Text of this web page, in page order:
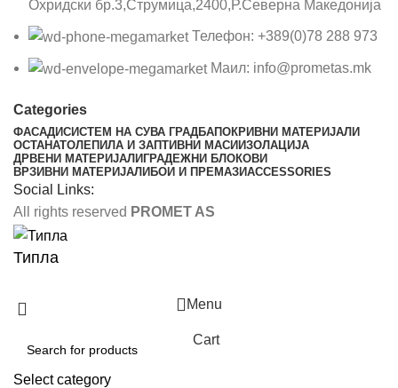
Охридски бр.3,Струмица,2400,Р.Северна Македонија
Телефон: +389(0)78 288 973
Маил: info@prometas.mk
Categories
ФАСАДИСИСТЕМ НА СУВА ГРАДБАПОКРИВНИ МАТЕРИЈАЛИ
ОСТАНАТОЛЕПИЛА И ЗАПТИВНИ МАСИ ИЗОЛАЦИЈА
ДРВЕНИ МАТЕРИЈАЛИ ГРАДЕЖНИ БЛОКОВИ
ВРЗИВНИ МАТЕРИЈАЛИ БОИ И ПРЕМАЗИACCESSORIES
Social Links:
All rights reserved PROMET AS
Типла
Select category
Menu
Cart